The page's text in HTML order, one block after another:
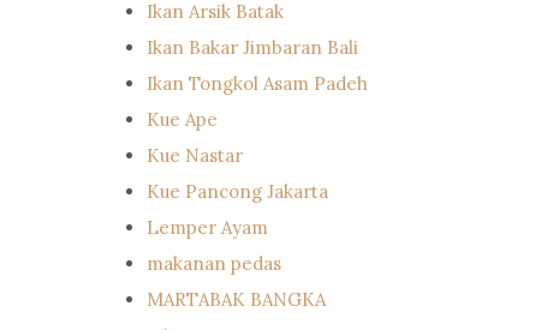
Ikan Arsik Batak
Ikan Bakar Jimbaran Bali
Ikan Tongkol Asam Padeh
Kue Ape
Kue Nastar
Kue Pancong Jakarta
Lemper Ayam
makanan pedas
MARTABAK BANGKA